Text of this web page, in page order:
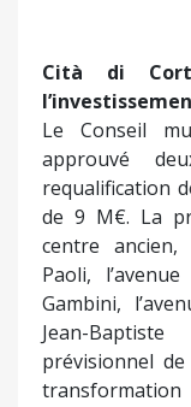
Cità di
Le Conseil
approuvé
requalification
de 9 M€. La
centre
Paoli,
Gambini,
Jean-
prévisionnel